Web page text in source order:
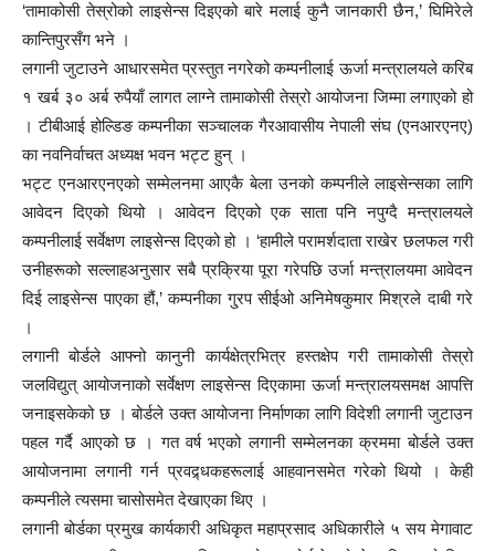
‘तामाकोसी तेस्रोको लाइसेन्स दिइएको बारे मलाई कुनै जानकारी छैन,’ घिमिरेले
कान्तिपुरसँग भने ।
लगानी जुटाउने आधारसमेत प्रस्तुत नगरेको कम्पनीलाई ऊर्जा मन्त्रालयले करिब
१ खर्ब ३० अर्ब रुपैयाँ लागत लाग्ने तामाकोसी तेस्रो आयोजना जिम्मा लगाएको हो
। टीबीआई होल्डिङ कम्पनीका सञ्चालक गैरआवासीय नेपाली संघ (एनआरएनए)
का नवनिर्वाचत अध्यक्ष भवन भट्ट हुन् ।
भट्ट एनआरएनएको सम्मेलनमा आएकै बेला उनको कम्पनीले लाइसेन्सका लागि
आवेदन दिएको थियो । आवेदन दिएको एक साता पनि नपुग्दै मन्त्रालयले
कम्पनीलाई सर्वेक्षण लाइसेन्स दिएको हो । ‘हामीले परामर्शदाता राखेर छलफल गरी
उनीहरूको सल्लाहअनुसार सबै प्रक्रिया पूरा गरेपछि उर्जा मन्त्रालयमा आवेदन
दिई लाइसेन्स पाएका हौं,’ कम्पनीका गु्रप सीईओ अनिमेषकुमार मिश्रले दाबी गरे
।
लगानी बोर्डले आफ्नो कानुनी कार्यक्षेत्रभित्र हस्तक्षेप गरी तामाकोसी तेस्रो
जलविद्युत् आयोजनाको सर्वेक्षण लाइसेन्स दिएकामा ऊर्जा मन्त्रालयसमक्ष आपत्ति
जनाइसकेको छ । बोर्डले उक्त आयोजना निर्माणका लागि विदेशी लगानी जुटाउन
पहल गर्दै आएको छ । गत वर्ष भएको लगानी सम्मेलनका क्रममा बोर्डले उक्त
आयोजनामा लगानी गर्न प्रवद्र्धकहरूलाई आहवानसमेत गरेको थियो । केही
कम्पनीले त्यसमा चासोसमेत देखाएका थिए ।
लगानी बोर्डका प्रमुख कार्यकारी अधिकृत महाप्रसाद अधिकारीले ५ सय मेगावाट